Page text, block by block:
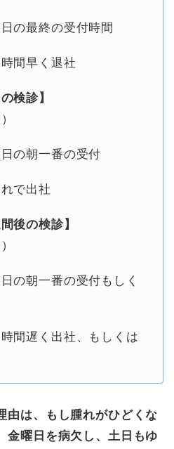
の最終の受付時間
間早く退社
検診】
の朝一番の受付
で出社
後の検診】
の朝一番の受付もしく
間遅く出社、もしくは
由は、もし腫れがひどくな
金曜日を病欠し、土日もゆ